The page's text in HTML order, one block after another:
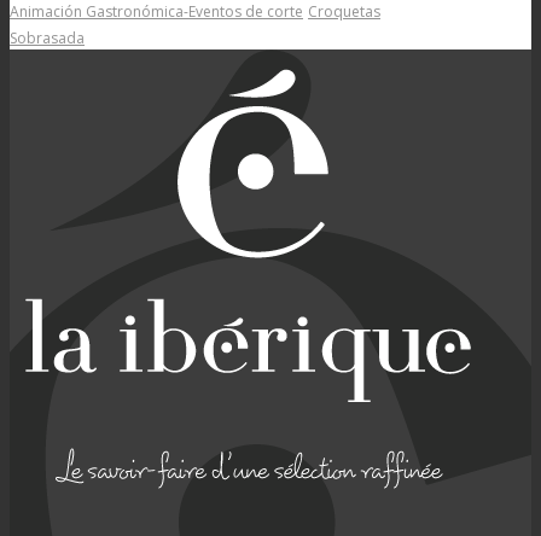
Animación Gastronómica-Eventos de corte Croquetas
Sobrasada